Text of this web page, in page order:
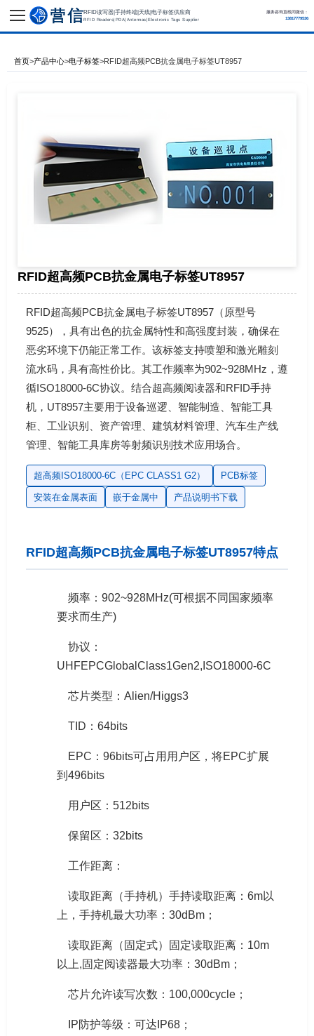
RFID读写器|手持终端|天线|电子标签供应商
RFID Readers|PDA|Antennas|Electronic Tags Supplier
服务咨询直线同微信：
13817779536
首页>产品中心>电子标签>RFID超高频PCB抗金属电子标签UT8957
RFID超高频PCB抗金属电子标签UT8957
RFID超高频PCB抗金属电子标签UT8957（原型号
9525），具有出色的抗金属特性和高强度封装，确保在
恶劣环境下仍能正常工作。该标签支持喷塑和激光雕刻
流水码，具有高性价比。其工作频率为902~928MHz，遵
循ISO18000-6C协议。结合超高频阅读器和RFID手持
机，UT8957主要用于设备巡逻、智能制造、智能工具
柜、工业识别、资产管理、建筑材料管理、汽车生产线
管理、智能工具库房等射频识别技术应用场合。
超高频ISO18000-6C（EPC CLASS1 G2） PCB标签
安装在金属表面 嵌于金属中 产品说明书下载
RFID超高频PCB抗金属电子标签UT8957特点
频率：902~928MHz(可根据不同国家频率
要求而生产)
协议：
UHFEPCGlobalClass1Gen2,ISO18000-6C
芯片类型：Alien/Higgs3
TID：64bits
EPC：96bits可占用用户区，将EPC扩展
到496bits
用户区：512bits
保留区：32bits
工作距离：
读取距离（手持机）手持读取距离：6m以
上，手持机最大功率：30dBm；
读取距离（固定式）固定读取距离：10m
以上,固定阅读器最大功率：30dBm；
芯片允许读写次数：100,000cycle；
IP防护等级：可达IP68；